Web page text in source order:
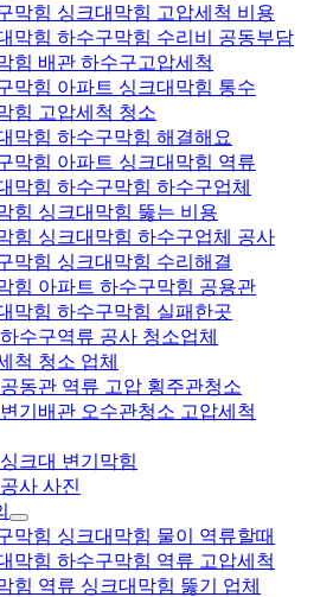
막힘 싱크대막힘 고압세척 비용
막힘 하수구막힘 수리비 공동부담
힘 배관 하수구고압세척
막힘 아파트 싱크대막힘 통수
힘 고압세척 청소
막힘 하수구막힘 해결해요
막힘 아파트 싱크대막힘 역류
막힘 하수구막힘 하수구업체
힘 싱크대막힘 뚫는 비용
힘 싱크대막힘 하수구업체 공사
막힘 싱크대막힘 수리해결
힘 아파트 하수구막힘 공용관
막힘 하수구막힘 실패한곳
수구역류 공사 청소업체
척 청소 업체
동관 역류 고압 횡주관청소
기배관 오수관청소 고압세척
크대 변기막힘
사 사진
막힘 싱크대막힘 물이 역류할때
막힘 하수구막힘 역류 고압세척
힘 역류 싱크대막힘 뚫기 업체